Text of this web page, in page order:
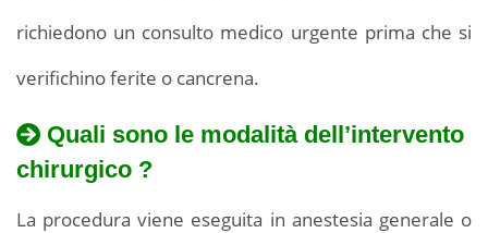
richiedono un consulto medico urgente prima che si
verifichino ferite o cancrena.
Quali sono le modalità dell’intervento
chirurgico ?
La procedura viene eseguita in anestesia generale o